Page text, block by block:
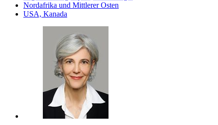
Nordafrika und Mittlerer Osten
USA, Kanada